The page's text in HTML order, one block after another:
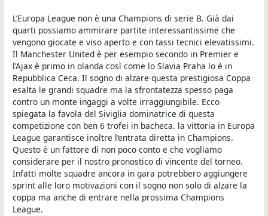
L’Europa League non è una Champions di serie B. Già dai
quarti possiamo ammirare partite interessantissime che
vengono giocate e viso aperto e con tassi tecnici elevatissimi.
Il Manchester United è per esempio secondo in Premier e
l’Ajax è primo in olanda così come lo Slavia Praha lo è in
Repubblica Ceca. Il sogno di alzare questa prestigiosa Coppa
esalta le grandi squadre ma la sfrontatezza spesso paga
contro un monte ingaggi a volte irraggiungibile. Ecco
spiegata la favola del Siviglia dominatrice di questa
competizione con ben 6 trofei in bacheca. la vittoria in Europa
League garantisce inoltre l’entrata diretta in Champions.
Questo è un fattore di non poco conto e che vogliamo
considerare per il nostro pronostico di vincente del torneo.
Infatti molte squadre ancora in gara potrebbero aggiungere
sprint alle loro motivazioni con il sogno non solo di alzare la
coppa ma anche di entrare nella prossima Champions
League.